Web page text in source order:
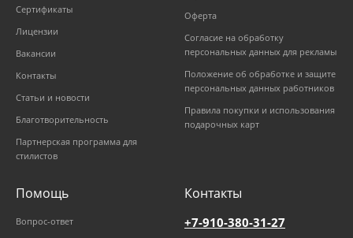
Сертификаты
Лицензии
Вакансии
Контакты
Статьи и новости
Благотворительность
Партнерская программа для
стилистов
Оферта
Согласие на обработку
персональных данных для рекламы
Положение об обработке и защите
персональных данных работников
Правила покупки и использования
подарочных карт
Помощь
Вопрос-ответ
Контакты
+7-910-380-31-27